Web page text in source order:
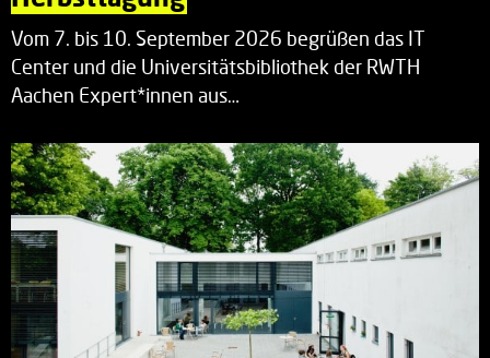
Vom 7. bis 10. September 2026 begrüßen das IT
Center und die Universitätsbibliothek der RWTH
Aachen Expert*innen aus…